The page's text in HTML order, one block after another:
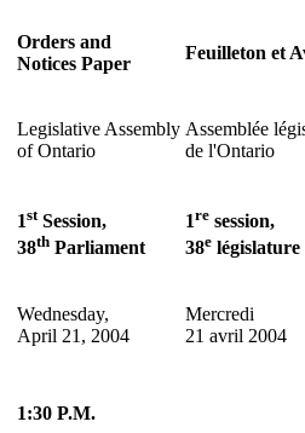
Orders and
Notices Paper
Feuilleton et
Legislative Assembly
of Ontario
Assemblée
de l'Ontario
1stSession,
38th Parliament
1re session,
38e législature
Wednesday,
April 21, 2004
Mercredi
21 avril 2004
1:30 P.M.